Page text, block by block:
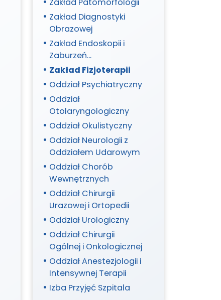
Zakład Diagnostyki
Obrazowej
Zakład Endoskopii i
Zaburzeń
Metabolicznych
Zakład Fizjoterapii
Oddział Psychiatryczny
Oddział
Otolaryngologiczny
Oddział Okulistyczny
Oddział Neurologii z
Oddziałem Udarowym
Oddział Chorób
Wewnętrznych
Oddział Chirurgii
Urazowej i Ortopedii
Oddział Urologiczny
Oddział Chirurgii
Ogólnej i Onkologicznej
Oddział Anestezjologii i
Intensywnej Terapii
Izba Przyjęć Szpitala